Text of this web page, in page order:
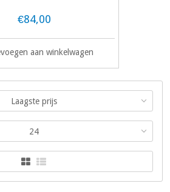
€84,00
aan winkelwagen
Laagste prijs
24